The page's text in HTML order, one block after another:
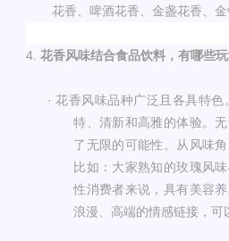
花香、啤酒花香、金盏花香、
4. 花香风味结合食品饮料，有哪些
·花香风味品种广泛且各具特
特、清新和高雅的体验。
了无限的可能性。从风味
比如：大家熟知的玫瑰风
性消费者来说，具有美容
浪漫、高端的情感链接，